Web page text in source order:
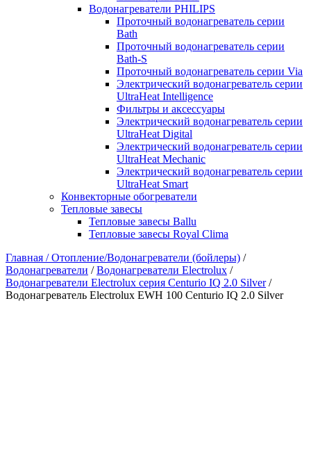
Водонагреватели PHILIPS
Проточный водонагреватель серии
Bath
Проточный водонагреватель серии
Bath-S
Проточный водонагреватель серии Via
Электрический водонагреватель серии
UltraHeat Intelligence
Фильтры и аксессуары
Электрический водонагреватель серии
UltraHeat Digital
Электрический водонагреватель серии
UltraHeat Mechanic
Электрический водонагреватель серии
UltraHeat Smart
Конвекторные обогреватели
Тепловые завесы
Тепловые завесы Ballu
Тепловые завесы Royal Clima
Главная /Отопление/Водонагреватели (бойлеры) /
Водонагреватели /Водонагреватели Electrolux /
Водонагреватели Electrolux серия Centurio IQ 2.0 Silver/
Водонагреватель Electrolux EWH 100 Centurio IQ 2.0 Silver